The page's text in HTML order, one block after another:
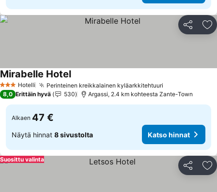
Jaa
3 Tähtiluokitus
Hotelli Perinteinen kreikkalainen kyläarkkitehtuuri
Mirabelle Hotel
8,0 Erittäin hyvä 530 Argassi, 2.4 km kohteesta Zante-Town
Alkaen 47 €
Näytä hinnat 8 sivustolta Katso hinnat
Jaa
Suosittu valinta